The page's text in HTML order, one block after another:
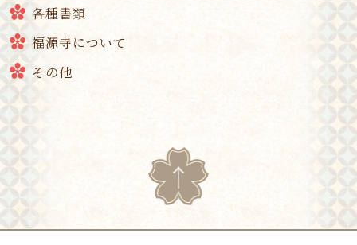
各種書類
福源寺について
その他